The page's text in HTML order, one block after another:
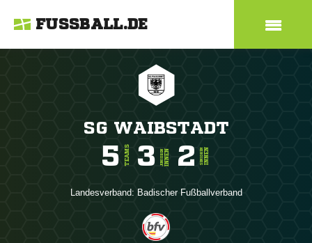
FUSSBALL.DE
SG WAIBSTADT
5 TEAMS 3 JUNIORENINNEN 2 SENIORENINNEN
Landesverband: Badischer Fußballverband